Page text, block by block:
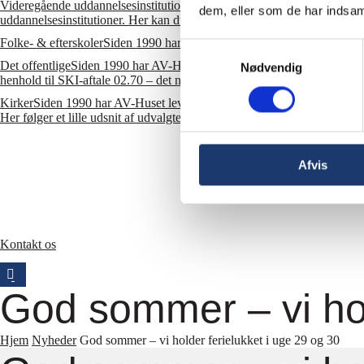
dem, eller som de har
Samtykkevalg
Nødvendig
Afvis
Videregående uddannelsesinstitutioner
AV-teknologi løfter skolers
uddannelsesinstitutioner. Her kan du se et lille udsnit af udvalgte cases.
Folke- & efterskolerSiden 1990 har AV-Huset leveret og installeret
Det offentligeSiden 1990 har AV-Huset leveret og installeret mange
henhold til SKI-aftale 02.70 – det nye dynamiske indkøbssystem for
KirkerSiden 1990 har AV-Huset leveret og installeret mange
Her følger et lille udsnit af udvalgte cases.
Kontakt os
God sommer – vi
Hjem Nyheder God sommer – vi holder ferielukket i uge 29 og 30